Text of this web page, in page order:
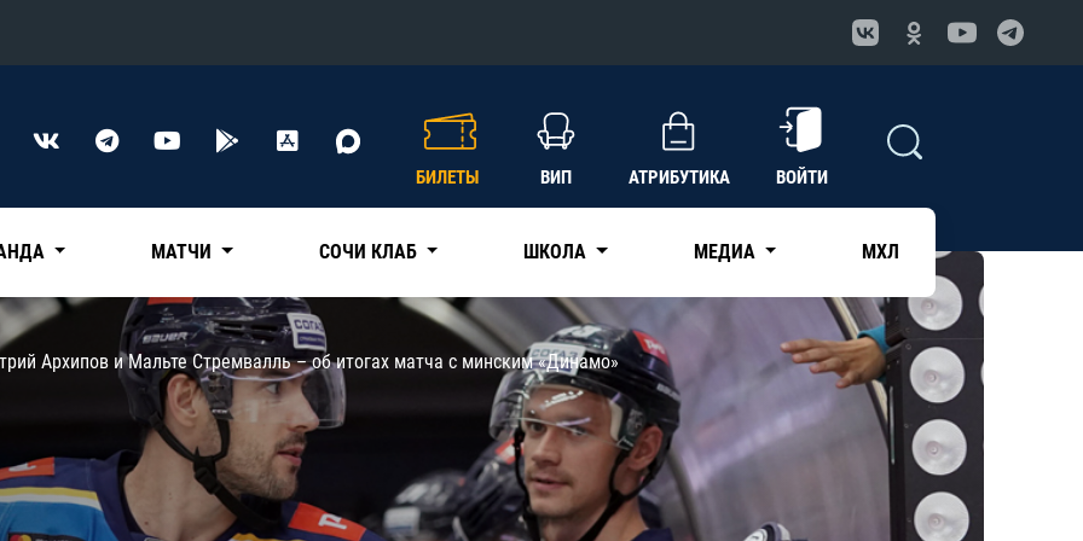
Конференция «Восток»
Нефтехимик
Трактор
Дивизион Чернышева
Авангард
Адмирал
КХЛ
БИЛЕТЫ ВИП АТРИБУТИКА ВОЙТИ
МАТЧИ СОЧИ КЛАБ ШКОЛА МЕДИА МХЛ
Архипов и Мальте Стремвалль – об итогах матча с минским «Динамо»